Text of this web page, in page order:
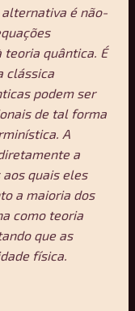
alternativa é não-
quântica. É
clássica
podem ser
de tal forma
A
a
quais eles
a maioria dos
como teoria
que as
física.